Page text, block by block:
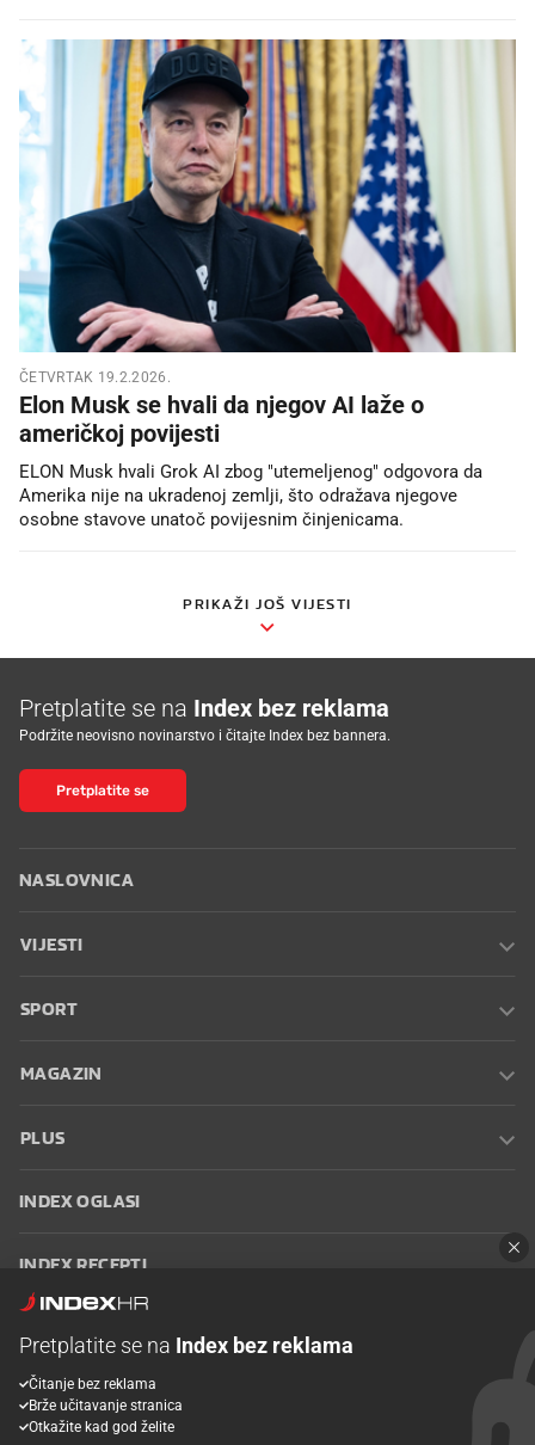
ČETVRTAK 19.2.2026.
Elon Musk se hvali da njegov AI laže o
američkoj povijesti
ELON Musk hvali Grok AI zbog "utemeljenog" odgovora da
Amerika nije na ukradenoj zemlji, što odražava njegove
osobne stavove unatoč povijesnim činjenicama.
PRIKAŽI JOŠ VIJESTI
Pretplatite se na Index bez reklama
Podržite neovisno novinarstvo i čitajte Index bez bannera.
Pretplatite se
NASLOVNICA
VIJESTI
SPORT
MAGAZIN
PLUS
INDEX OGLASI
INDEX RECEPTI
Oglašavanje Zaposli se na Indexu
korištenja
Postavke kolačića
Pretplatite se na Index bez reklama
Čitanje bez reklama
Brže učitavanje stranica
Otkažite kad god želite